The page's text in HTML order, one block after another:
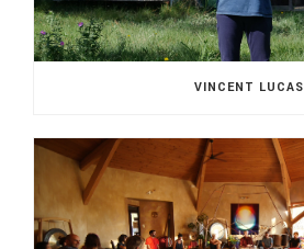
VINCENT LUCAS